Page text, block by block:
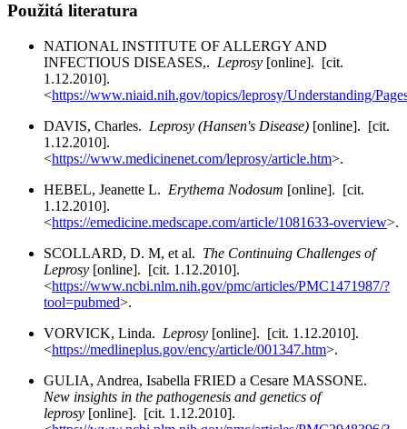
Použitá literatura
NATIONAL INSTITUTE OF ALLERGY AND
INFECTIOUS DISEASES,. Leprosy [online]. [cit.
1.12.2010].
<https://www.niaid.nih.gov/topics/leprosy/Understanding/
DAVIS, Charles. Leprosy (Hansen's Disease) [online]. [cit.
1.12.2010].
<https://www.medicinenet.com/leprosy/article.htm>.
HEBEL, Jeanette L. Erythema Nodosum [online]. [cit.
1.12.2010].
<https://emedicine.medscape.com/article/1081633-overview>.
SCOLLARD, D. M, et al. The Continuing Challenges of
Leprosy [online]. [cit. 1.12.2010].
<https://www.ncbi.nlm.nih.gov/pmc/articles/PMC1471987/?
tool=pubmed>.
VORVICK, Linda. Leprosy [online]. [cit. 1.12.2010].
<https://medlineplus.gov/ency/article/001347.htm>.
GULIA, Andrea, Isabella FRIED a Cesare MASSONE.
New insights in the pathogenesis and genetics of
leprosy [online]. [cit. 1.12.2010].